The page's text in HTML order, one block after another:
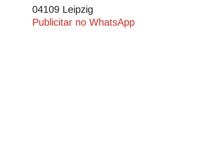
04109 Leipzig
Publicitar no WhatsApp